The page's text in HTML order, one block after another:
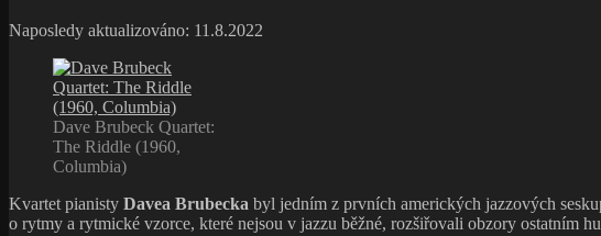
Naposledy aktualizováno: 11.8.2022
Dave Brubeck Quartet:
The Riddle (1960,
Columbia)
Kvartet pianisty Davea Brubecka byl jedním z prvních amerických jazzových
o rytmy a rytmické vzorce, které nejsou v jazzu běžné, rozšiřovali obzory ostatním